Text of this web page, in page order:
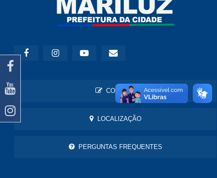
CONTATO
LOCALIZAÇÃO
PERGUNTAS FREQUENTES